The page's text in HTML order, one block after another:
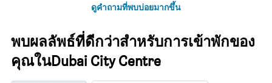
ดูคำถามที่พบบ่อยมากขึ้น
พบผลลัพธ์ที่ดีกว่าสำหรับการเข้าพักของ
คุณในDubai City Centre